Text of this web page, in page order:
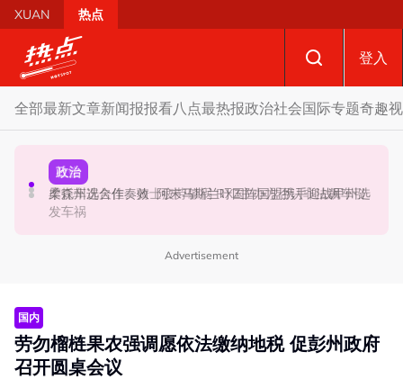
Skip to main content
XUAN 热点
登入
全部最新文章新闻报报看八点最热报政治社会国际专题奇趣
财经
SST成华商远离希盟因素？ 阿末马斯兰：华裔商家更倾向
GST机制
社会
摩托车况欠佳、骑士疲劳肇祸 RXZ主办方否认非法飙车引
发车祸
政治
柔森州选合作奏效 阿末马斯兰吁国阵国盟携手迎战甲州选
Advertisement
国内
劳勿榴梿果农强调愿依法缴纳地税 促彭州政府
召开圆桌会议